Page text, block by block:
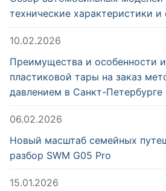
технические характеристики
10.02.2026
Преимущества и особенности
пластиковой тары на заказ
давлением в Санкт-Петербурге
06.02.2026
Новый масштаб семейных
разбор SWM G05 Pro
15.01.2026